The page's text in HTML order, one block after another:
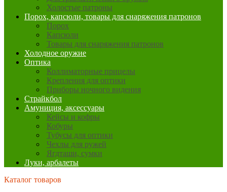
Холостые патроны
Порох, капсюли, товары для снаряжения патронов
Порох
Капсюли
Товары для снаряжения патронов
Холодное оружие
Оптика
Коллиматорные прицелы
Крепления для оптики
Приборы ночного видения
Страйкбол
Амуниция, аксессуары
Кейсы и кофры
Кобуры
Тубусы для оптики
Чехлы для ружей
Ягдташи, сумки
Луки, арбалеты
Каталог товаров